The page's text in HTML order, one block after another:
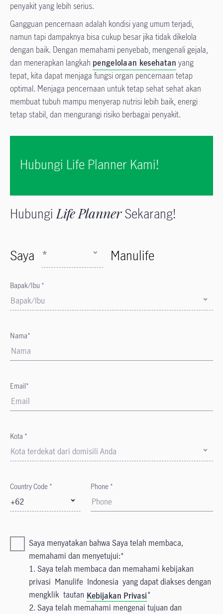
penyakit yang lebih serius.
Gangguan pencernaan adalah kondisi yang umum terjadi,
namun tapi dampaknya bisa cukup besar jika tidak dikelola
dengan baik. Dengan memahami penyebab, mengenali gejala,
dan menerapkan langkah pengelolaan kesehatan yang
tepat, kita dapat menjaga fungsi organ pencernaan tetap
optimal. Menjaga pencernaan untuk tetap sehat sehat akan
membuat tubuh mampu menyerap nutrisi lebih baik, energi
tetap stabil, dan mengurangi risiko berbagai penyakit.
Hubungi Life Planner Kami!
HubungiLife PlannerSekarang!
Saya * Manulife
Bapak/Ibu *
Bapak/Ibu
Nama*
Email*
Kota *
Kota terdekat dari domisili Anda
Country Code *
+62
Phone *
Saya menyatakan bahwa Saya telah membaca,
memahami dan menyetujui:
1. Saya telah membaca dan memahami kebijakan
privasi Manulife Indonesia yang dapat diakses dengan
mengklik tautan Kebijakan Privasi
2. Saya telah memahami mengenai tujuan dan